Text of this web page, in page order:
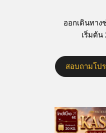
ออกเดินทาง
เริ่มต้น
สอบถามโป